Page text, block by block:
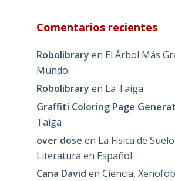
Comentarios recientes
Robolibrary en El Árbol Más
Mundo
Robolibrary en La Taiga
Graffiti Coloring Page
Taiga
over dose en La Física de
Literatura en Español
Cana David en Ciencia,